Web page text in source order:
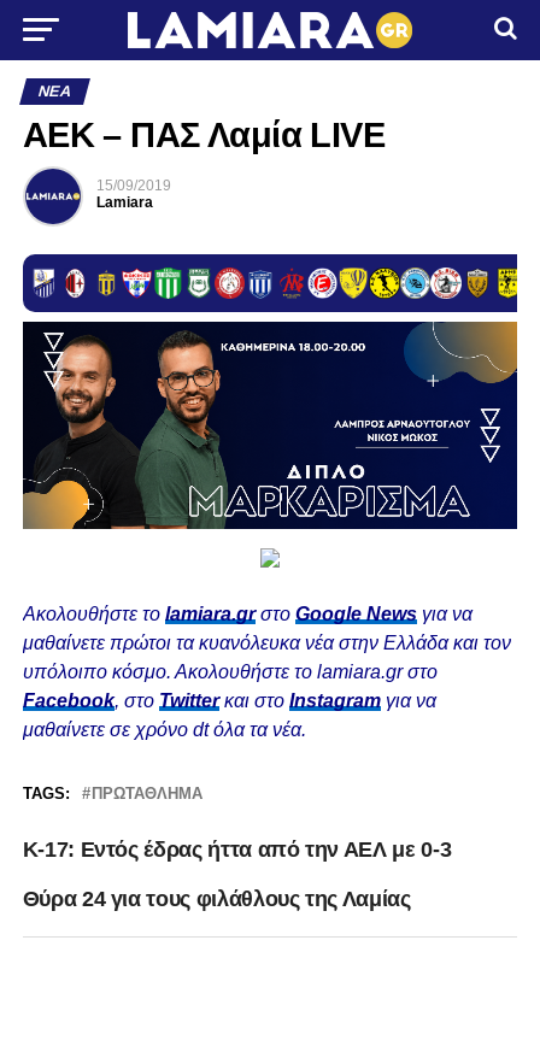
ΝΈΑ
ΑΕΚ – ΠΑΣ Λαμία LIVE
15/09/2019
Lamiara
Ακολουθήστε το lamiara.grστο Google Newsγια να
μαθαίνετε πρώτοι τα κυανόλευκα νέα στην Ελλάδα και τον
υπόλοιπο κόσμο. Ακολουθήστε το lamiara.gr στο
Facebook, στο Twitterκαι στο Instagram για να
μαθαίνετε σε χρόνο dt όλα τα νέα.
TAGS: ΠΡΩΤΆΘΛΗΜΑ
Κ-17: Εντός έδρας ήττα από την ΑΕΛ με 0-3
Θύρα 24 για τους φιλάθλους της Λαμίας